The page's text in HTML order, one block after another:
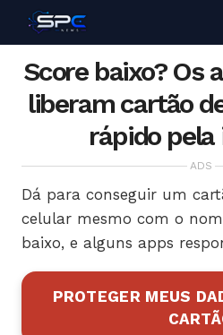
Score baixo? Os
liberam cartão
rápido
ADS
Dá para conseguir um
celular mesmo com o
baixo, e alguns apps
PROTEGER MEUS